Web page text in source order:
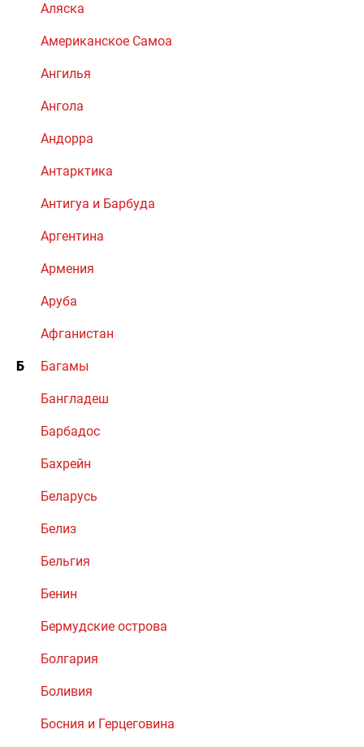
Аляска
Американское Самоа
Ангилья
Ангола
Андорра
Антарктика
Антигуа и Барбуда
Аргентина
Армения
Аруба
Афганистан
Б Багамы
Бангладеш
Барбадос
Бахрейн
Беларусь
Белиз
Бельгия
Бенин
Бермудские острова
Болгария
Боливия
Босния и Герцеговина